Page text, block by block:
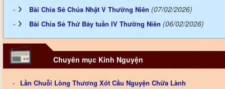
Bài Chia Sẻ Chúa Nhật V Thường Niên (07/02/2026)
Bài Chia Sẻ Thứ Bảy tuần IV Thường Niên (06/02/2026)
Chuyên mục Kinh Nguyện
Lần Chuỗi Lòng Thương Xót Cầu Nguyện Chữa Lành